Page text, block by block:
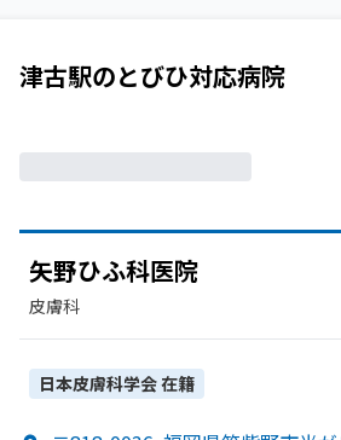
津古駅のとびひ対応病院
矢野ひふ科医院
皮膚科
日本皮膚科学会在籍